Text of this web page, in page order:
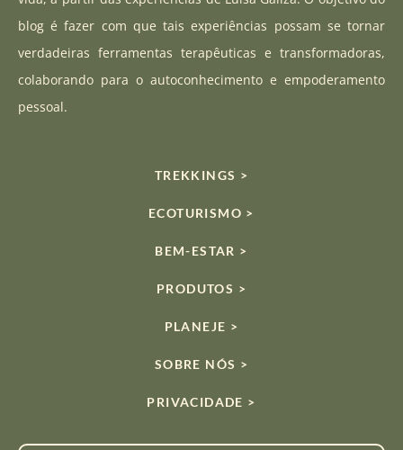
a
m
blog é fazer com que tais experiências possam se tornar
verdadeiras ferramentas terapêuticas e transformadoras,
colaborando para o autoconhecimento e empoderamento
pessoal.
TREKKINGS >
ECOTURISMO >
BEM-ESTAR >
PRODUTOS >
PLANEJE >
SOBRE NÓS >
PRIVACIDADE >